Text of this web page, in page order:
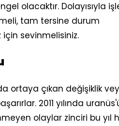
olacaktır. Dolayısıyla
tam tersine durum
sevinmelisiniz.
ortaya çıkan değişiklik
2011 yılında
olaylar zinciri bu yıl